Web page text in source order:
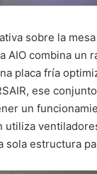
sobre la
AIO combina un
placa fría
ese
un
utiliza
sola estructura